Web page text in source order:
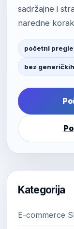
sadržajne i
naredne
početni
bez
Kategorija
E-commerce